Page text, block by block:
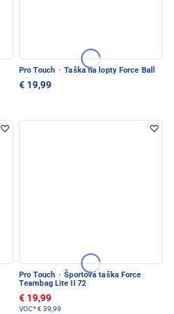
Pro Touch · Taška na lopty Force Ball
€ 19,99
Pro Touch · Športová taška Force
Teambag Lite II 72
€ 19,99
VOC*€ 39,99